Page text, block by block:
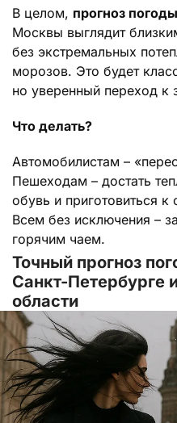
В целом, прогноз
Москвы выглядит
без экстремальных
морозов. Это будет
но уверенный переход к
Что делать?
Автомобилистам –
Пешеходам – достать
обувь и приготовиться
Всем без исключения –
горячим чаем.
Точный прогноз
Санкт-Петербурге
области